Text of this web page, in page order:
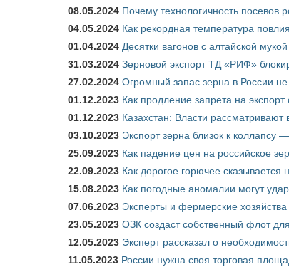
08.05.2024 Почему технологичность посевов
04.05.2024 Как рекордная температура
01.04.2024 Десятки вагонов с алтайской
31.03.2024 Зерновой экспорт ТД «РИФ»
27.02.2024 Огромный запас зерна в России
01.12.2023 Как продление запрета на
01.12.2023 Казахстан: Власти
03.10.2023 Экспорт зерна близок к коллапсу
25.09.2023 Как падение цен на российское
22.09.2023 Как дорогое горючее сказывается
15.08.2023 Как погодные аномалии могут
07.06.2023 Эксперты и фермерские
23.05.2023 ОЗК создаст собственный флот
12.05.2023 Эксперт рассказал о
11.05.2023 России нужна своя торговая